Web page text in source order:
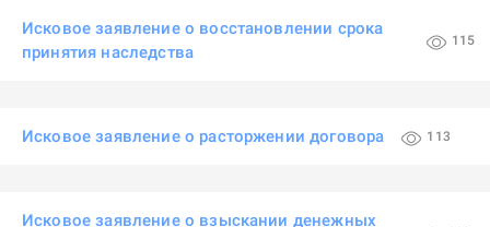
Исковое заявление о восстановлении срока
принятия наследства
115
Исковое заявление о расторжении договора 113
Исковое заявление о взыскании денежных